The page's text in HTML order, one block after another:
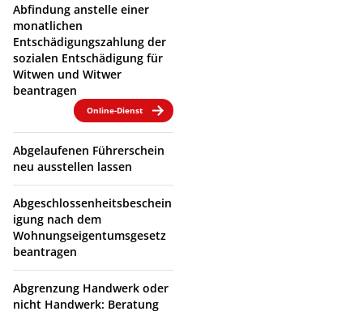
Abfindung anstelle einer
monatlichen
Entschädigungszahlung der
sozialen Entschädigung für
Witwen und Witwer
beantragen
Online-Dienst
Abgelaufenen Führerschein
neu ausstellen lassen
Abgeschlossenheitsbeschein
igung nach dem
Wohnungseigentumsgesetz
beantragen
Abgrenzung Handwerk oder
nicht Handwerk: Beratung